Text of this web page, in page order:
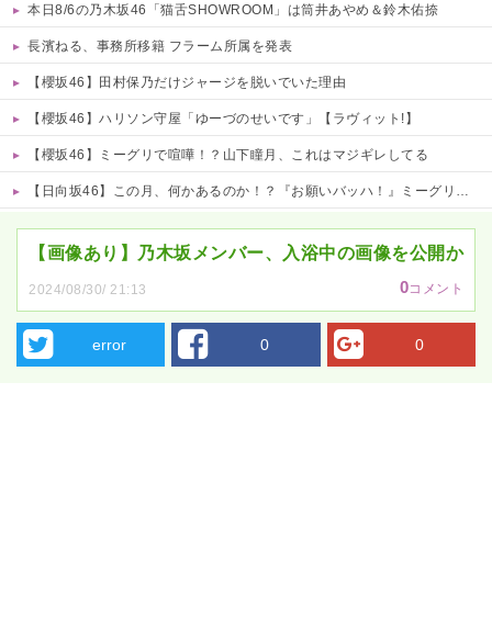
本日8/6の乃木坂46「猫舌SHOWROOM」は筒井あやめ＆鈴木佑捺
長濱ねる、事務所移籍 フラーム所属を発表
【櫻坂46】田村保乃だけジャージを脱いでいた理由
【櫻坂46】ハリソン守屋「ゆーづのせいです」【ラヴィット!】
【櫻坂46】ミーグリで喧嘩！？山下瞳月、これはマジギレしてる
【日向坂46】この月、何かあるのか！？『お願いバッハ！』ミーグリ日程がこちら
【画像あり】乃木坂メンバー、入浴中の画像を公開か
2024/08/30/ 21:13 0コメント
error 0 0